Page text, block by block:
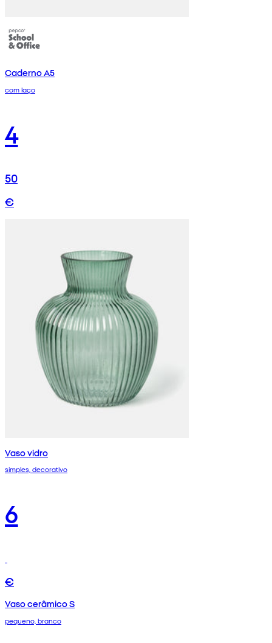
Caderno A5
com laço
4
50
€
Vaso vidro
simples, decorativo
6
€
Vaso cerâmico S
pequeno, branco